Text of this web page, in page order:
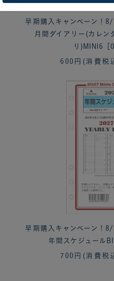
早期購入キャンペーン！
月間ダイアリー(カレン
り)MINI6［
600円 (消費税
早期購入キャンペーン！
年間スケジュール
700円 (消費税